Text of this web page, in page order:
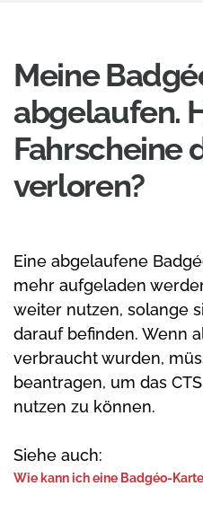
Meine
abgelaufen.
Fahrscheine
verloren?
Eine abgelaufene
mehr aufgeladen
weiter nutzen, solange
darauf befinden. Wenn
verbraucht wurden,
beantragen, um das
nutzen zu können.
Siehe auch:
Wie kann ich eine Badgéo-